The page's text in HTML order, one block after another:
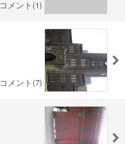
コメント(1)
コメント(7)